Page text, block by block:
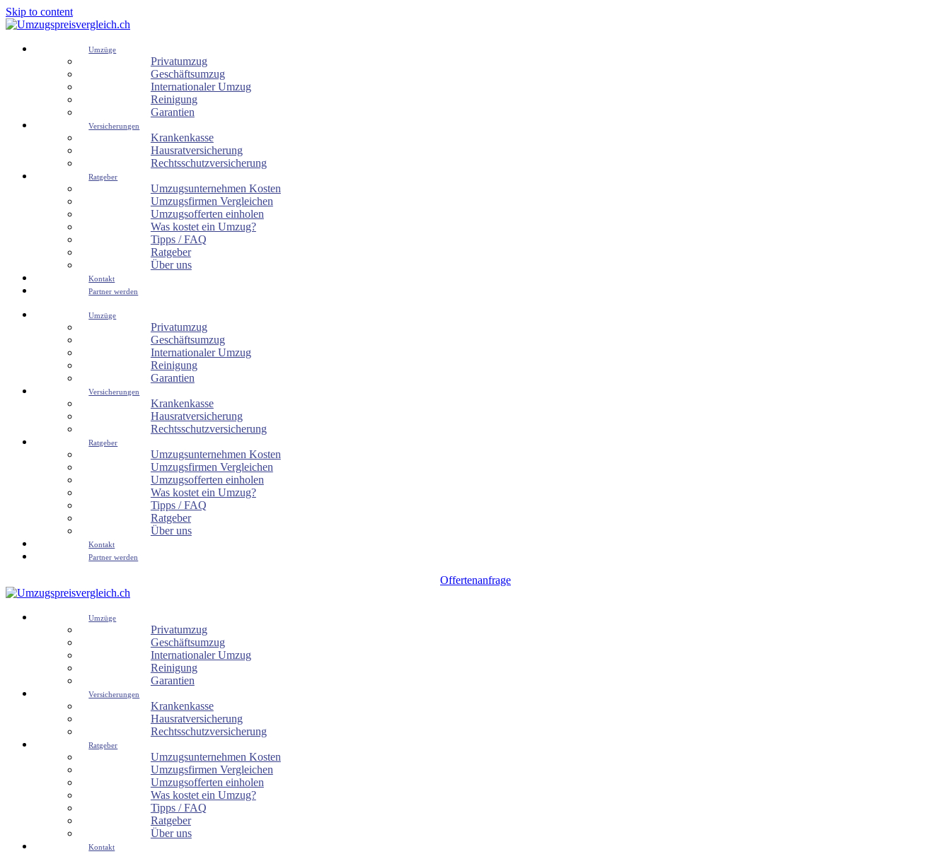
Skip to content
Umzüge
Privatumzug
Geschäftsumzug
Internationaler Umzug
Reinigung
Garantien
Versicherungen
Krankenkasse
Hausratversicherung
Rechtsschutzversicherung
Ratgeber
Umzugsunternehmen Kosten
Umzugsfirmen Vergleichen
Umzugsofferten einholen
Was kostet ein Umzug?
Tipps / FAQ
Ratgeber
Über uns
Kontakt
Partner werden
Umzüge
Privatumzug
Geschäftsumzug
Internationaler Umzug
Reinigung
Garantien
Versicherungen
Krankenkasse
Hausratversicherung
Rechtsschutzversicherung
Ratgeber
Umzugsunternehmen Kosten
Umzugsfirmen Vergleichen
Umzugsofferten einholen
Was kostet ein Umzug?
Tipps / FAQ
Ratgeber
Über uns
Kontakt
Partner werden
Offertenanfrage
Umzüge
Privatumzug
Geschäftsumzug
Internationaler Umzug
Reinigung
Garantien
Versicherungen
Krankenkasse
Hausratversicherung
Rechtsschutzversicherung
Ratgeber
Umzugsunternehmen Kosten
Umzugsfirmen Vergleichen
Umzugsofferten einholen
Was kostet ein Umzug?
Tipps / FAQ
Ratgeber
Über uns
Kontakt